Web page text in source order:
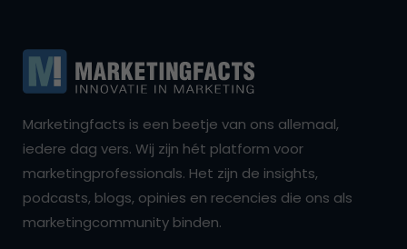
Marketingfacts is een beetje van ons allemaal,
iedere dag vers. Wij zijn hét platform voor
marketingprofessionals. Het zijn de insights,
podcasts, blogs, opinies en recencies die ons als
marketingcommunity binden.